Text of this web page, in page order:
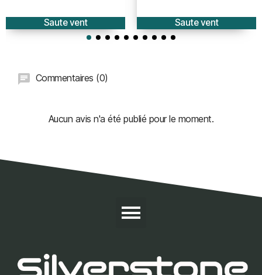
Saute vent Saute vent
Commentaires (0)
Aucun avis n'a été publié pour le moment.